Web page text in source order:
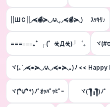
||ШＣ||◞≼◉ื≽◟◞౪◟,◞≼◉ื≽◟)ゞ ｽｯｷﾘ♪
===≡≡≡｡゜┌(゜☣ฺД☣ฺ)┘゜｡ ヾ
ヾ(｡´◞≼●≽​◟◞౪◟◞≼●≽◟｡)ﾉ << Happy
ヾ(^ิ౪^ิ*)ﾉﾞｵｯﾊﾟｯﾋﾟｰ ヾ(´༎ຶ╻༎ຶ)ﾉﾞ